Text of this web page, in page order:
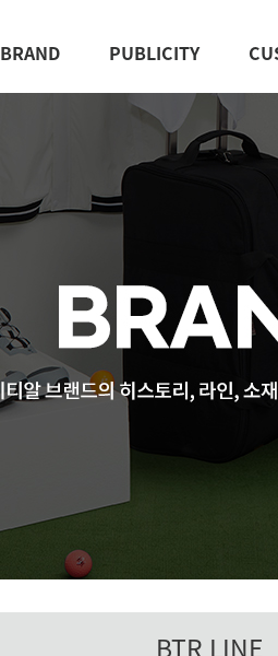
BRAND PUBLICITY
BTR LINE